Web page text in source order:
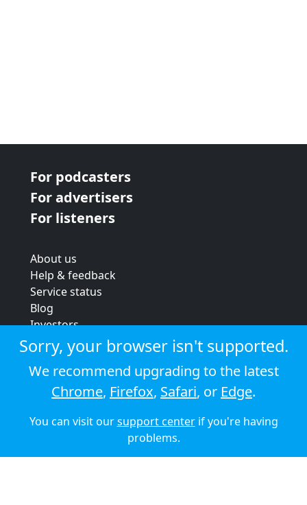
For podcasters
For advertisers
For listeners
About us
Help & feedback
Service status
Blog
Investors
Strategic review
Terms & conditions
Privacy policy
Cookie policy
© 2026 Audioboom
Sorry, your browser isn't supported.
We recommend upgrading to the latest
Chrome, Firefox, Safari, or Edge.
You can visit oursupport centerif you're having
problems.